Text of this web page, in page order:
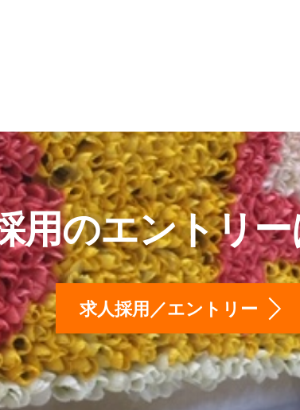
用のエントリ
求人採用／エントリー